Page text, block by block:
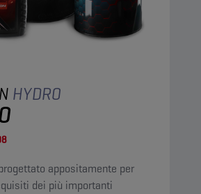
HYDRO
appositamente per
dei più importanti